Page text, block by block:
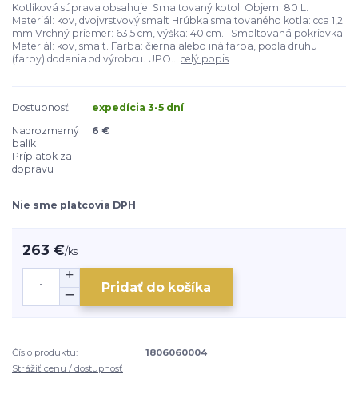
Kotlíková súprava obsahuje: Smaltovaný kotol. Objem: 80 L.
Materiál: kov, dvojvrstvový smalt Hrúbka smaltovaného kotla: cca 1,2
mm Vrchný priemer: 63,5 cm, výška: 40 cm. Smaltovaná pokrievka.
Materiál: kov, smalt. Farba: čierna alebo iná farba, podľa druhu
(farby) dodania od výrobcu. UPO... celý popis
Dostupnosť
expedícia 3-5 dní
Nadrozmerný
balík
Príplatok za
dopravu
6 €
Nie sme platcovia DPH
263 €/ks
Pridať do košíka
Číslo produktu:
1806060004
Strážiť cenu / dostupnosť